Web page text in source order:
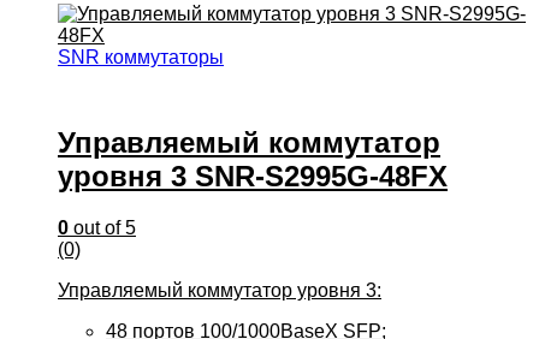
SNR коммутаторы
Управляемый коммутатор
уровня 3 SNR-S2995G-48FX
0 out of 5
(0)
Управляемый коммутатор уровня 3:
48 портов 100/1000BaseX SFP;